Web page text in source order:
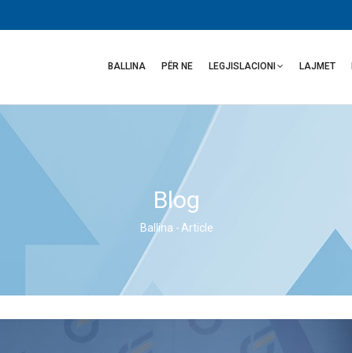
BALLINA PËR NE LEGJISLACIONI LAJMET
Blog
Breadcrumb
Ballina - Article